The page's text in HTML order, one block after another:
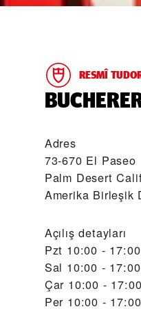
RESMÎ
Adres
73-670 El Paseo
Palm Desert
Amerika Birleşik
Açılış detayları
Pzt 10:00 - 17:00
Sal 10:00 - 17:00
Çar 10:00 - 17:00
Per 10:00 - 17:00